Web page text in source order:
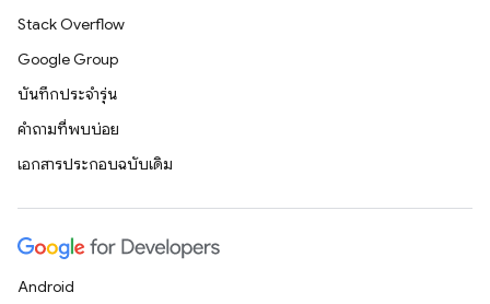
Stack Overflow
Google Group
บันทึกประจำรุ่น
คำถามที่พบบ่อย
เอกสารประกอบฉบับเดิม
Android